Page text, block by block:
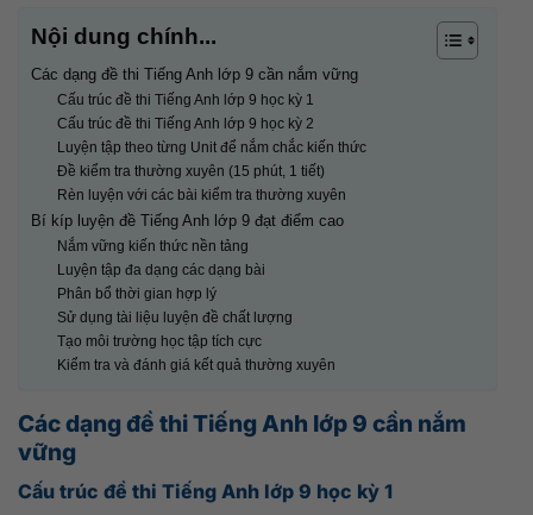
Nội dung chính...
Các dạng đề thi Tiếng Anh lớp 9 cần nắm vững
Cấu trúc đề thi Tiếng Anh lớp 9 học kỳ 1
Cấu trúc đề thi Tiếng Anh lớp 9 học kỳ 2
Luyện tập theo từng Unit để nắm chắc kiến thức
Đề kiểm tra thường xuyên (15 phút, 1 tiết)
Rèn luyện với các bài kiểm tra thường xuyên
Bí kíp luyện đề Tiếng Anh lớp 9 đạt điểm cao
Nắm vững kiến thức nền tảng
Luyện tập đa dạng các dạng bài
Phân bổ thời gian hợp lý
Sử dụng tài liệu luyện đề chất lượng
Tạo môi trường học tập tích cực
Kiểm tra và đánh giá kết quả thường xuyên
Các dạng đề thi Tiếng Anh lớp 9 cần nắm
vững
Cấu trúc đề thi Tiếng Anh lớp 9 học kỳ 1